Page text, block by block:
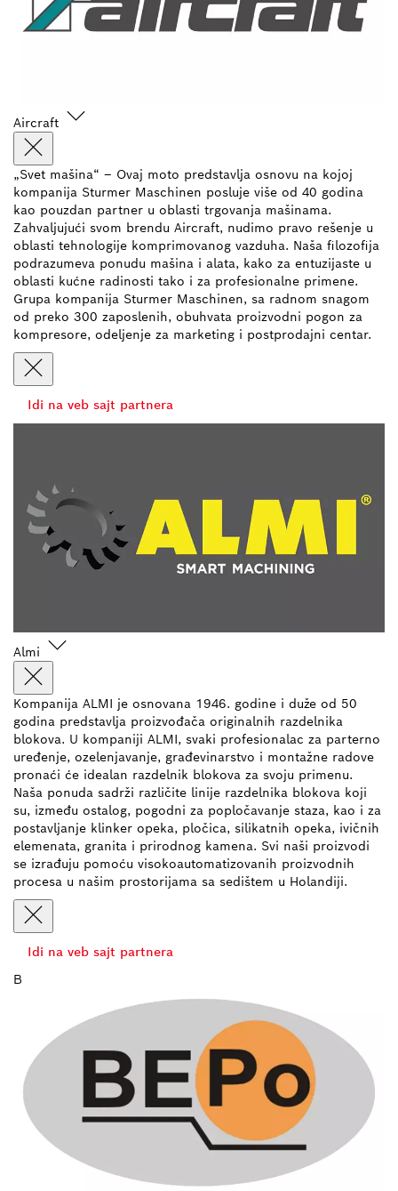
Aircraft
„Svet mašina“ – Ovaj moto predstavlja osnovu na kojoj
kompanija Sturmer Maschinen posluje više od 40 godina
kao pouzdan partner u oblasti trgovanja mašinama.
Zahvaljujući svom brendu Aircraft, nudimo pravo rešenje u
oblasti tehnologije komprimovanog vazduha. Naša filozofija
podrazumeva ponudu mašina i alata, kako za entuzijaste u
oblasti kućne radinosti tako i za profesionalne primene.
Grupa kompanija Sturmer Maschinen, sa radnom snagom
od preko 300 zaposlenih, obuhvata proizvodni pogon za
kompresore, odeljenje za marketing i postprodajni centar.
Idi na veb sajt partnera
Almi
Kompanija ALMI je osnovana 1946. godine i duže od 50
godina predstavlja proizvođača originalnih razdelnika
blokova. U kompaniji ALMI, svaki profesionalac za parterno
uređenje, ozelenjavanje, građevinarstvo i montažne radove
pronaći će idealan razdelnik blokova za svoju primenu.
Naša ponuda sadrži različite linije razdelnika blokova koji
su, između ostalog, pogodni za popločavanje staza, kao i za
postavljanje klinker opeka, pločica, silikatnih opeka, ivičnih
elemenata, granita i prirodnog kamena. Svi naši proizvodi
se izrađuju pomoću visokoautomatizovanih proizvodnih
procesa u našim prostorijama sa sedištem u Holandiji.
Idi na veb sajt partnera
B